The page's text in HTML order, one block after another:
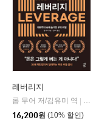
레버리지
롭 무어 저/김유미 역
다
16,200원 (10% 할인)